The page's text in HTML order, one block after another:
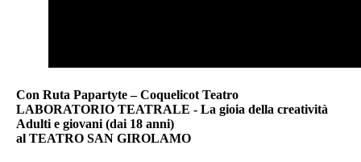
Con Ruta Papartyte – Coquelicot Teatro
LABORATORIO TEATRALE - La gioia della creatività
Adulti e giovani (dai 18 anni)
al TEATRO SAN GIROLAMO